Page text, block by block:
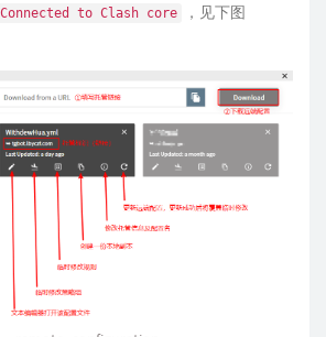
Connected to Clash core
，见下图